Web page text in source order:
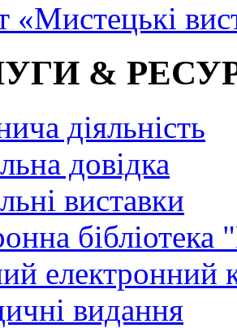
«Мистецькі
&
діяльність
довідка
виставки
електронний
видання